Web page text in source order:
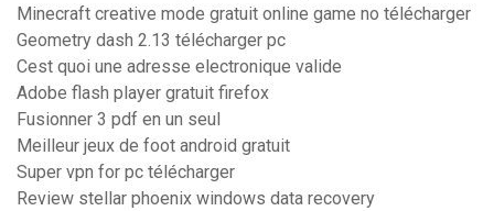
Minecraft creative mode gratuit online game no télécharger
Geometry dash 2.13 télécharger pc
Cest quoi une adresse electronique valide
Adobe flash player gratuit firefox
Fusionner 3 pdf en un seul
Meilleur jeux de foot android gratuit
Super vpn for pc télécharger
Review stellar phoenix windows data recovery